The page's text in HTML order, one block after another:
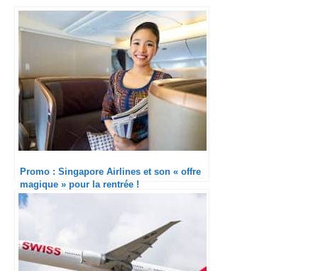
Promo : Singapore Airlines et son « offre
magique » pour la rentrée !